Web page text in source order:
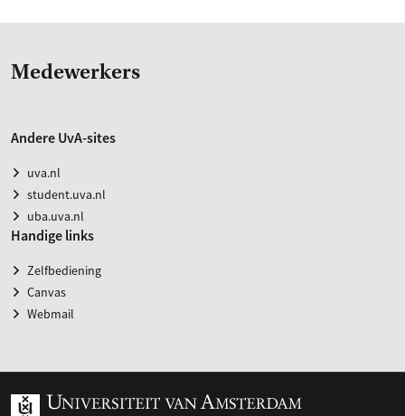
Medewerkers
Andere UvA-sites
uva.nl
student.uva.nl
uba.uva.nl
Handige links
Zelfbediening
Canvas
Webmail